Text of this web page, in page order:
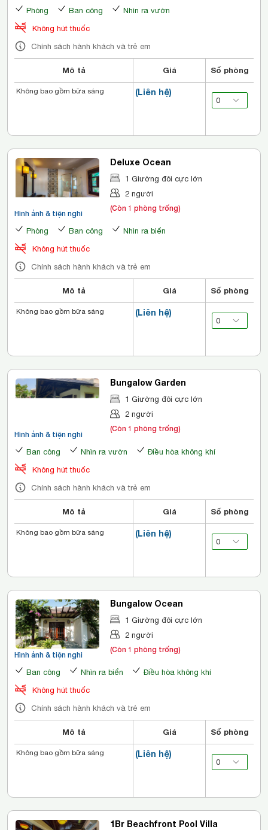
Phòng Ban công
Nhìn ra vườn
Không hút thuốc
Chính sách hành khách và trẻ em
Mô tả Giá Số phòng
(Liên hệ)
Không bao gồm bữa sáng
Hình ảnh & tiện nghi
Deluxe Ocean
1 Giường đôi cực lớn
2 người
(Còn 1 phòng trống)
Phòng Ban công
Nhìn ra biển
Không hút thuốc
Chính sách hành khách và trẻ em
Mô tả Giá Số phòng
(Liên hệ)
Không bao gồm bữa sáng
Hình ảnh & tiện nghi
Bungalow Garden
1 Giường đôi cực lớn
2 người
(Còn 1 phòng trống)
Ban công Nhìn ra vườn
Điều hòa không khí
Không hút thuốc
Chính sách hành khách và trẻ em
Mô tả Giá Số phòng
(Liên hệ)
Không bao gồm bữa sáng
Hình ảnh & tiện nghi
Bungalow Ocean
1 Giường đôi cực lớn
2 người
(Còn 1 phòng trống)
Ban công Nhìn ra biển
Điều hòa không khí
Không hút thuốc
Chính sách hành khách và trẻ em
Mô tả Giá Số phòng
(Liên hệ)
Không bao gồm bữa sáng
1Br Beachfront Pool Villa